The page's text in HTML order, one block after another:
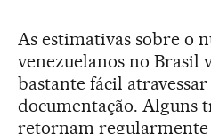
As estimativas sobre o
venezuelanos no Brasil
bastante fácil
documentação. Alguns
retornam regularmente